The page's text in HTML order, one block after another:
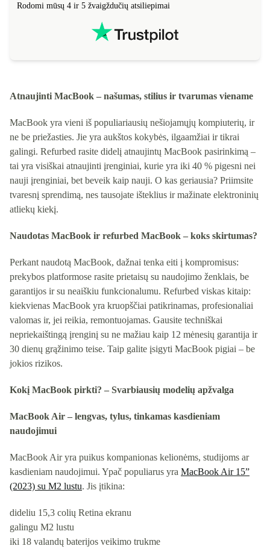
Rodomi mūsų 4 ir 5 žvaigždučių atsiliepimai
Atnaujinti MacBook – našumas, stilius ir tvarumas viename
MacBook yra vieni iš populiariausių nešiojamųjų kompiuterių, ir
ne be priežasties. Jie yra aukštos kokybės, ilgaamžiai ir tikrai
galingi. Refurbed rasite didelį atnaujintų MacBook pasirinkimą –
tai yra visiškai atnaujinti įrenginiai, kurie yra iki 40 % pigesni nei
nauji įrenginiai, bet beveik kaip nauji. O kas geriausia? Priimsite
tvaresnį sprendimą, nes tausojate išteklius ir mažinate elektroninių
atliekų kiekį.
Naudotas MacBook ir refurbed MacBook – koks skirtumas?
Perkant naudotą MacBook, dažnai tenka eiti į kompromisus:
prekybos platformose rasite prietaisų su naudojimo ženklais, be
garantijos ir su neaiškiu funkcionalumu. Refurbed viskas kitaip:
kiekvienas MacBook yra kruopščiai patikrinamas, profesionaliai
valomas ir, jei reikia, remontuojamas. Gausite techniškai
nepriekaištingą įrenginį su ne mažiau kaip 12 mėnesių garantija ir
30 dienų grąžinimo teise. Taip galite įsigyti MacBook pigiai – be
jokios rizikos.
Kokį MacBook pirkti? – Svarbiausių modelių apžvalga
MacBook Air – lengvas, tylus, tinkamas kasdieniam
naudojimui
MacBook Air yra puikus kompanionas kelionėms, studijoms ar
kasdieniam naudojimui. Ypač populiarus yra MacBook Air 15”
(2023) su M2 lustu. Jis įtikina:
dideliu 15,3 colių Retina ekranu
galingu M2 lustu
iki 18 valandų baterijos veikimo trukme